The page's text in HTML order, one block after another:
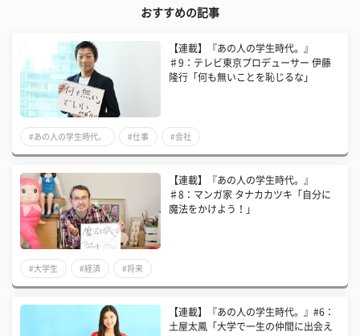
おすすめの記事
​【連載】『あの人の学生時代。』
♯9：テレビ東京プロデューサー 伊藤
隆行「何も無いことを恥じるな」
#あの人の学生時代。 #仕事 #会社
【連載】『あの人の学生時代。』
♯8：マンガ家 タナカカツキ「自分に
魔法をかけよう！」
#大学生 #経済 #将来
​【連載】『あの人の学生時代。』#6：
土屋太鳳「大学で一生の仲間に出会え